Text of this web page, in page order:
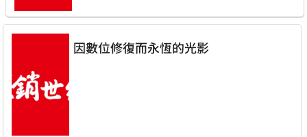
因數位修復而永恆的光影